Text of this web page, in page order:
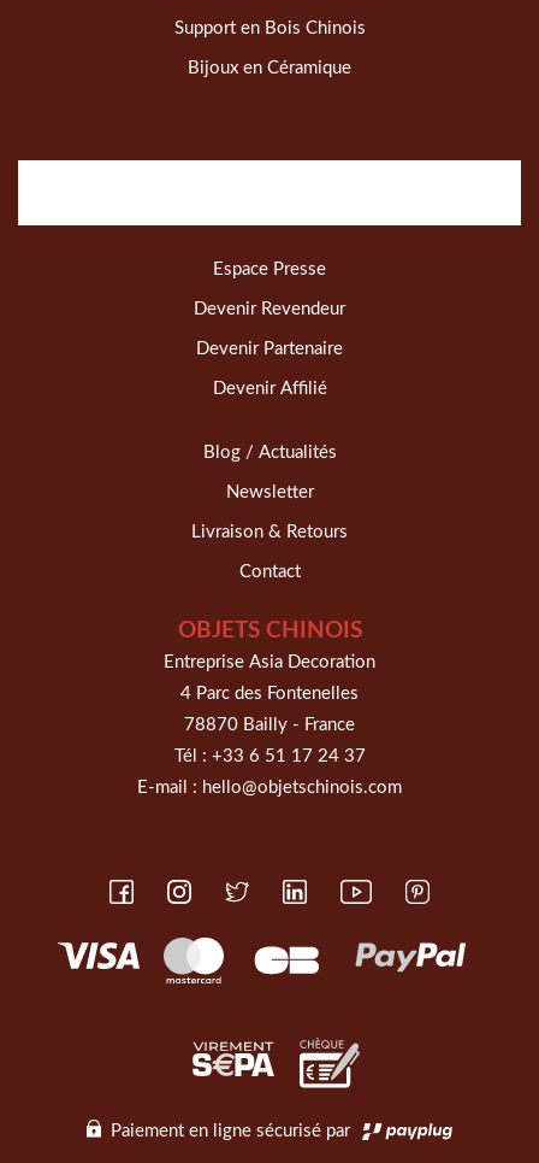
Support en Bois Chinois
Bijoux en Céramique
Espace Presse
Devenir Revendeur
Devenir Partenaire
Devenir Affilié
Blog / Actualités
Newsletter
Livraison & Retours
Contact
OBJETS CHINOIS
Entreprise Asia Decoration
4 Parc des Fontenelles
78870 Bailly - France
Tél : +33 6 51 17 24 37
E-mail : hello@objetschinois.com
Paiement en ligne sécurisé par